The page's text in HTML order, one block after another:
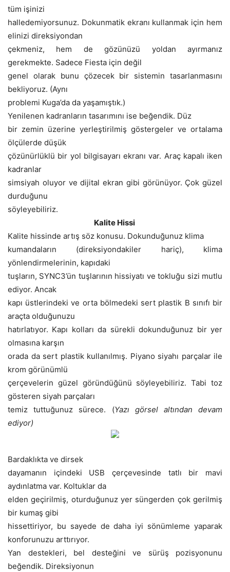
tüm işinizi
halledemiyorsunuz. Dokunmatik ekranı kullanmak için hem
elinizi direksiyondan
çekmeniz, hem de gözünüzü yoldan ayırmanız
gerekmekte. Sadece Fiesta için değil
genel olarak bunu çözecek bir sistemin tasarlanmasını
bekliyoruz. (Aynı
problemi Kuga’da da yaşamıştık.)
Yenilenen kadranların tasarımını ise beğendik. Düz
bir zemin üzerine yerleştirilmiş göstergeler ve ortalama
ölçülerde düşük
çözünürlüklü bir yol bilgisayarı ekranı var. Araç kapalı iken
kadranlar
simsiyah oluyor ve dijital ekran gibi görünüyor. Çok güzel
durduğunu
söyleyebiliriz.
Kalite Hissi
Kalite hissinde artış söz konusu. Dokunduğunuz klima
kumandaların (direksiyondakiler hariç), klima
yönlendirmelerinin, kapıdaki
tuşların, SYNC3’ün tuşlarının hissiyatı ve tokluğu sizi mutlu
ediyor. Ancak
kapı üstlerindeki ve orta bölmedeki sert plastik B sınıfı bir
araçta olduğunuzu
hatırlatıyor. Kapı kolları da sürekli dokunduğunuz bir yer
olmasına karşın
orada da sert plastik kullanılmış. Piyano siyahı parçalar ile
krom görünümlü
çerçevelerin güzel göründüğünü söyleyebiliriz. Tabi toz
gösteren siyah parçaları
temiz tuttuğunuz sürece. (Yazı görsel altından devam
ediyor)
Bardaklıkta ve dirsek
dayamanın içindeki USB çerçevesinde tatlı bir mavi
aydınlatma var. Koltuklar da
elden geçirilmiş, oturduğunuz yer süngerden çok gerilmiş
bir kumaş gibi
hissettiriyor, bu sayede de daha iyi sönümleme yaparak
konforunuzu arttırıyor.
Yan destekleri, bel desteğini ve sürüş pozisyonunu
beğendik. Direksiyonun